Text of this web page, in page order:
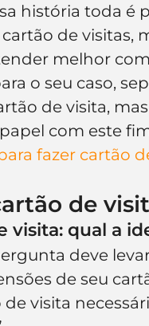
história toda é
de visitas,
melhor
o seu caso,
de visita,
com este
fazer cartão
de
visita: qual a
deve
de seu
visita